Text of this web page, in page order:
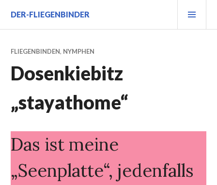
Inhalt
springen
DER-FLIEGENBINDER
FLIEGENBINDEN, NYMPHEN
Dosenkiebitz
„stayathome“
Das ist meine
„Seenplatte“, jedenfalls